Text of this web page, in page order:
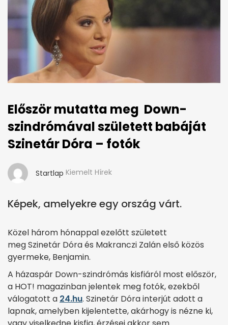
Először mutatta meg Down-
szindrómával született babáját
Szinetár Dóra – fotók
Startlap Kiemelt Hírek
Képek, amelyekre egy ország várt.
Közel három hónappal ezelőtt született
meg Szinetár Dóra és Makranczi Zalán első közös
gyermeke, Benjamin.
A házaspár Down-szindrómás kisfiáról most először,
a HOT! magazinban jelentek meg fotók, ezekből
válogatott a 24.hu. Szinetár Dóra interjút adott a
lapnak, amelyben kijelentette, akárhogy is nézne ki,